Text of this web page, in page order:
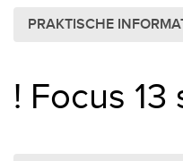
PRAKTISCHE
! Focus